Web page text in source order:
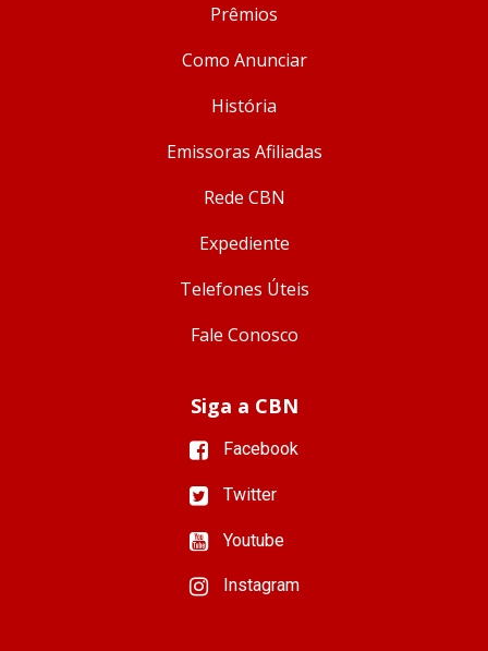
Prêmios
Como Anunciar
História
Emissoras Afiliadas
Rede CBN
Expediente
Telefones Úteis
Fale Conosco
Siga a CBN
Facebook
Twitter
Youtube
Instagram